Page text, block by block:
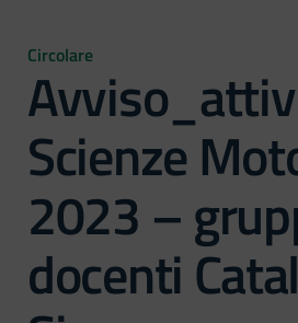
Circolare
Scienze
2023 –
docenti